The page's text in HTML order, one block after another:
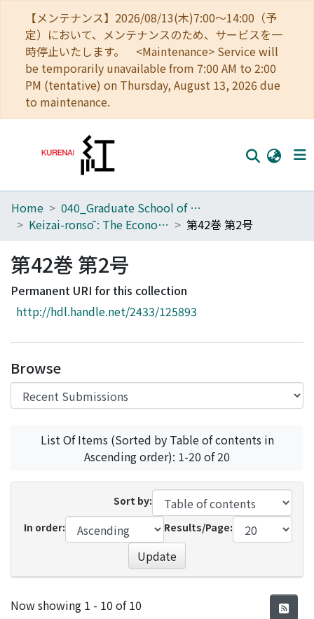
【メンテナンス】2026/08/13(木)7:00～14:00（予
定）において、メンテナンスのため、サービスを一
時停止いたします。 <Maintenance> Service will
be temporarily unavailable from 7:00 AM to 2:00
PM (tentative) on Thursday, August 13, 2026 due
to maintenance.
Home
Browse
Download Ranking
Access Statistics
Home
040_Graduate School of Economics
Keizai-ronsō : The Economic Review
第42巻 第2号
第42巻 第2号
Permanent URI for this collection
http://hdl.handle.net/2433/125893
Browse
List Of Items (Sorted by Table of contents in
Ascending order): 1-20 of 20
Sort by:
In order:
Results/Page:
Update
Recent Submissions
Now showing 1 - 10 of 10